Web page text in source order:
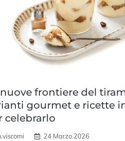
nuove frontiere del
gourmet e ricette
celebrarlo
24 Marzo 2026